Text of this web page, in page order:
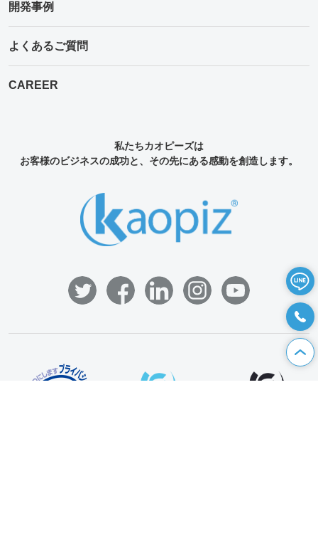
開発事例
よくあるご質問
CAREER
私たちカオピーズは
お客様のビジネスの成功と、その先にある感動を創造します。